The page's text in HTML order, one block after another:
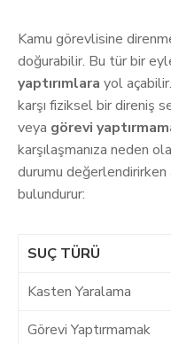
Kamu görevlisine
doğurabilir. Bu tür bir
yaptırımlara yol
karşı fiziksel bir direniş
veya görevi
karşılaşmanıza neden
durumu
bulundurur:
SUÇ TÜRÜ
Kasten Yaralama
Görevi Yaptırmamak